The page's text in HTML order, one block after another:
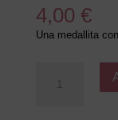
4,00 €
Una medallita
Ángel